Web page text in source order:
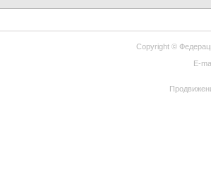
Copyright ©
E-